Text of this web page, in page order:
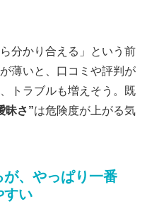
分かり合える」という前
薄いと、口コミや評判が
トラブルも増えそう。既
昧さ”は危険度が上がる気
、やっぱり一番
すい